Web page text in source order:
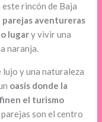
rincón de Baja
aventureras
lugary vivir una
naranja.
y una naturaleza
oasis donde la
el turismo
son el centro